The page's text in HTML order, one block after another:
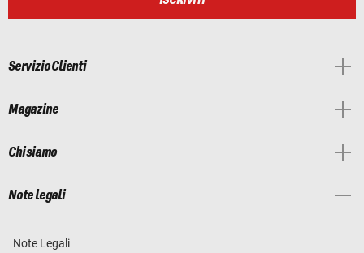
Servizio Clienti
Magazine
Chi siamo
Note legali
Note Legali